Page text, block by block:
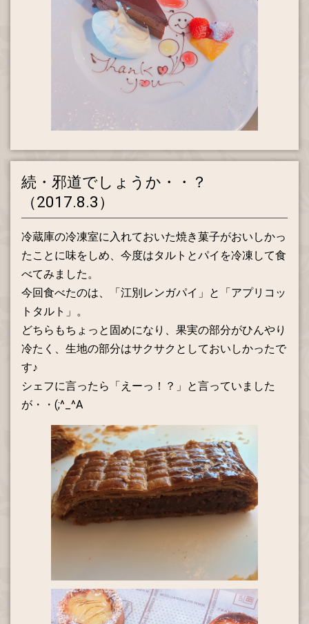
続・邪道でしょうか・・？
（2017.8.3）
冷蔵庫の冷凍室に入れておいた焼き菓子がおいしかっ
たことに味をしめ、今度はタルトとパイを冷凍して食
べてみました。
今回食べたのは、「江別レンガパイ」と「アプリコッ
トタルト」。
どちらもちょっと固めになり、果実の部分がひんやり
冷たく、生地の部分はサクサクとしておいしかったで
す♪
シェフに言ったら「えーっ！？」と言っていました
が・・(;^_^A